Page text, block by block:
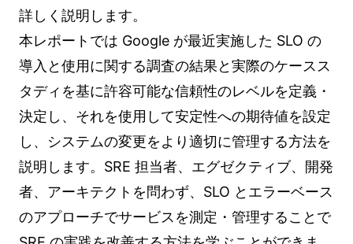
詳しく説明します。
本レポートでは Google が最近実施した SLO の
導入と使用に関する調査の結果と実際のケースス
タディを基に許容可能な信頼性のレベルを定義・
決定し、それを使用して安定性への期待値を設定
し、システムの変更をより適切に管理する方法を
説明します。SRE 担当者、エグゼクティブ、開発
者、アーキテクトを問わず、SLO とエラーベース
のアプローチでサービスを測定・管理することで